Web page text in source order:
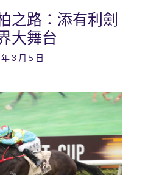
之路：添有利劍
大舞台
3 月 5 日